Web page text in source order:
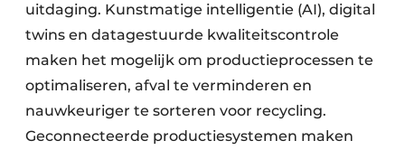
uitdaging. Kunstmatige intelligentie (AI), digital
twins en datagestuurde kwaliteitscontrole
maken het mogelijk om productieprocessen te
optimaliseren, afval te verminderen en
nauwkeuriger te sorteren voor recycling.
Geconnecteerde productiesystemen maken